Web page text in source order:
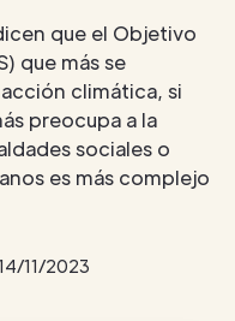
que el Objetivo
que más se
climática, si
preocupa a la
sociales o
es más complejo
11/2023